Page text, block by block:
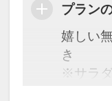
プラン
嬉しい
き
※サラ